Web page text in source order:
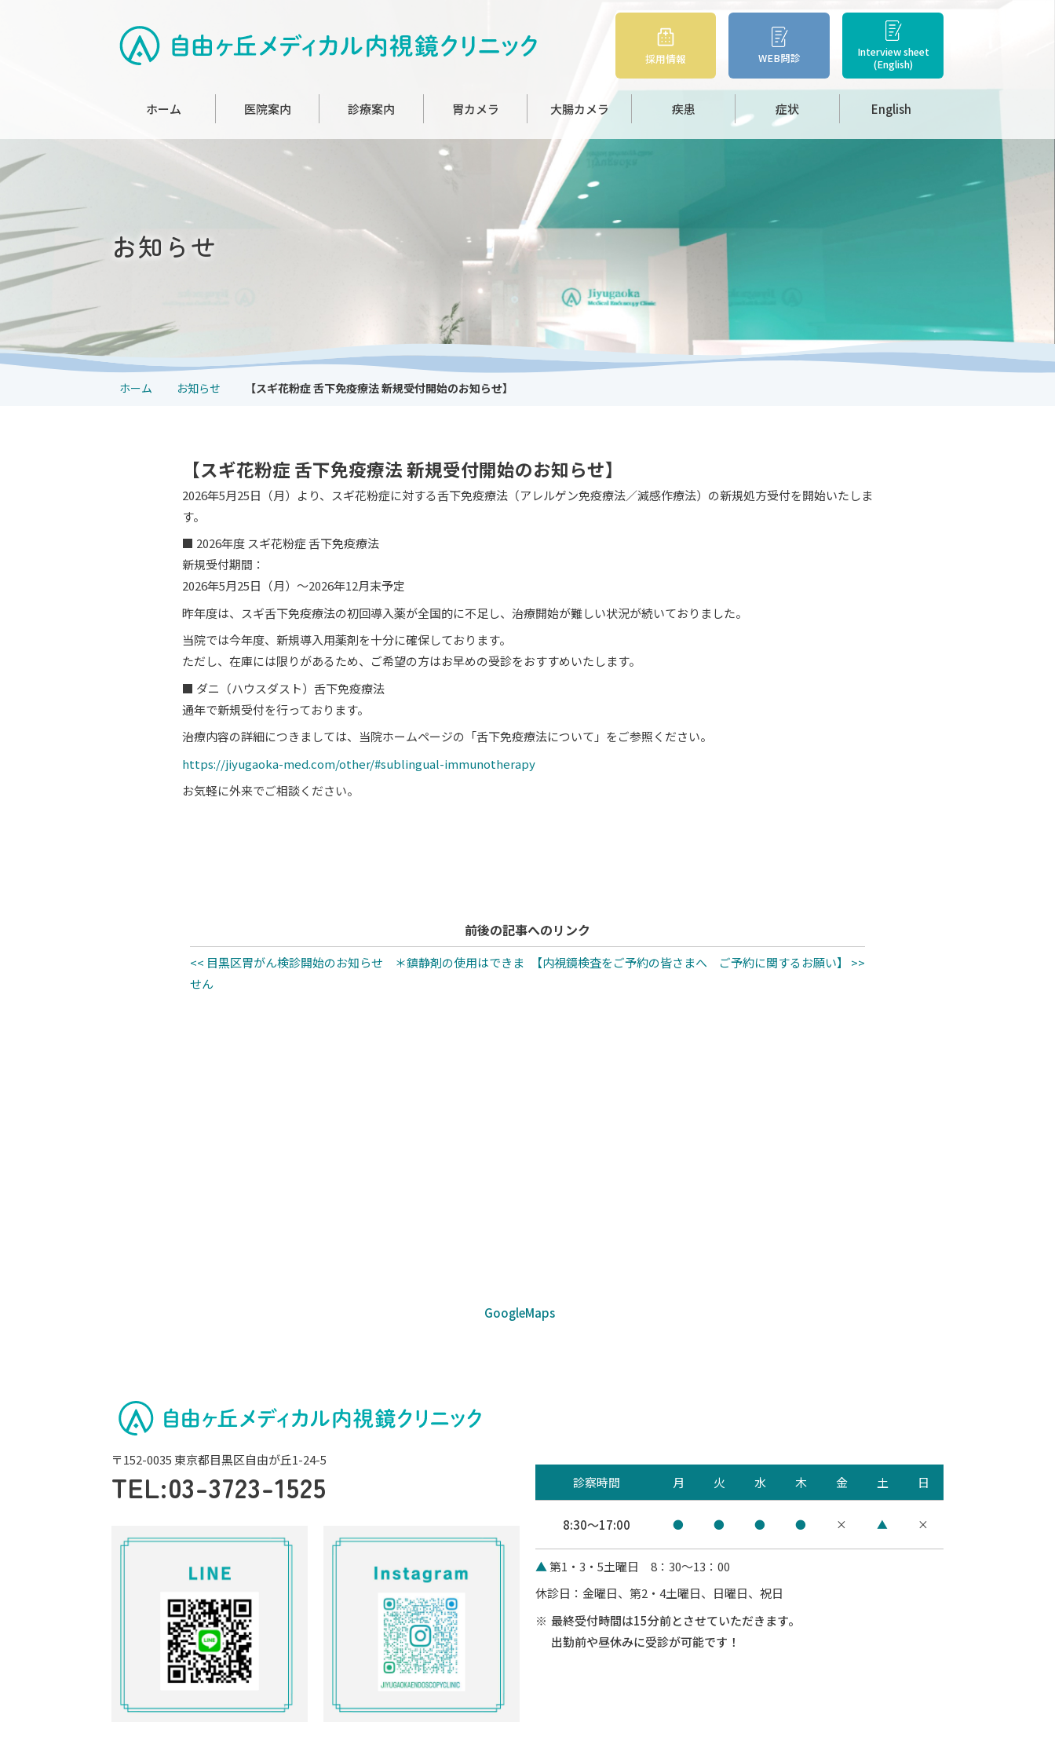
採用情報 WEB問診
Interview sheet
(English)
ホーム 医院案内 診療案内 胃カメラ 大腸カメラ 疾患 症状 English
お知らせ
ホーム お知らせ 【スギ花粉症 舌下免疫療法 新規受付開始のお知らせ】
【スギ花粉症 舌下免疫療法 新規受付開始のお知らせ】
2026年5月25日（月）より、スギ花粉症に対する舌下免疫療法（アレルゲン免疫療法／減感作療法）の新規処方受付を開始いたしま
す。
■ 2026年度 スギ花粉症 舌下免疫療法
新規受付期間：
2026年5月25日（月）〜2026年12月末予定
昨年度は、スギ舌下免疫療法の初回導入薬が全国的に不足し、治療開始が難しい状況が続いておりました。
当院では今年度、新規導入用薬剤を十分に確保しております。
ただし、在庫には限りがあるため、ご希望の方はお早めの受診をおすすめいたします。
■ ダニ（ハウスダスト）舌下免疫療法
通年で新規受付を行っております。
治療内容の詳細につきましては、当院ホームページの「舌下免疫療法について」をご参照ください。
https://jiyugaoka-med.com/other/#sublingual-immunotherapy
お気軽に外来でご相談ください。
前後の記事へのリンク
<< 目黒区胃がん検診開始のお知らせ ＊鎮静剤の使用はできま
せん
【内視鏡検査をご予約の皆さまへ ご予約に関するお願い】 >>
GoogleMaps
〒152-0035 東京都目黒区自由が丘1-24-5
TEL:03-3723-1525 診察時間 月 火 水 木 金 土 日
8:30～17:00 ● ● ● ● × ▲ ×
▲第1・3・5土曜日 8：30～13：00
休診日：金曜日、第2・4土曜日、日曜日、祝日
最終受付時間は15分前とさせていただきます。
出勤前や昼休みに受診が可能です！